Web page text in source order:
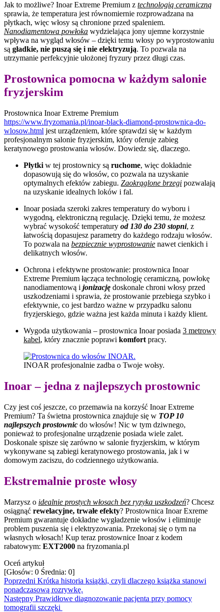
Jak to możliwe? Inoar Extreme Premium z technologią ceramiczną
sprawia, że temperatura jest równomiernie rozprowadzana na
płytkach, więc włosy są chronione przed spaleniem.
Nanodiamentowa powłoka wydzielająca jony ujemne korzystnie
wpływa na wygląd włosów – dzięki temu włosy po wyprostowaniu
są gładkie, nie puszą się i nie elektryzują. To pozwala na
utrzymanie perfekcyjnie ułożonej fryzury przez długi czas.
Prostownica pomocna w każdym salonie
fryzjerskim
Prostownica Inoar Extreme Premium
https://www.fryzomania.pl/inoar-black-diamond-prostownica-do-
wlosow.html jest urządzeniem, które sprawdzi się w każdym
profesjonalnym salonie fryzjerskim, który oferuje zabieg
keratynowego prostowania włosów. Dowiedz się, dlaczego.
Płytki w tej prostownicy są ruchome, więc dokładnie
dopasowują się do włosów, co pozwala na uzyskanie
optymalnych efektów zabiegu. Zaokrąglone brzegi pozwalają
na uzyskanie idealnych loków i fal.
Inoar posiada szeroki zakres temperatury do wyboru i
wygodną, elektroniczną regulację. Dzięki temu, że możesz
wybrać wysokość temperatury od 130 do 230 stopni, z
łatwością dopasujesz parametry do każdego rodzaju włosów.
To pozwala na bezpiecznie wyprostowanie nawet cienkich i
delikatnych włosów.
Ochrona i efektywne prostowanie: prostownica Inoar
Extreme Premium łącząca technologię ceramiczną, powłokę
nanodiamentową i jonizację doskonale chroni włosy przed
uszkodzeniami i sprawia, że prostowanie przebiega szybko i
efektywnie, co jest bardzo ważne w przypadku salonu
fryzjerskiego, gdzie ważna jest każda minuta i każdy klient.
Wygoda użytkowania – prostownica Inoar posiada 3 metrowy
kabel, który znacznie poprawi komfort pracy.
INOAR profesjonalnie zadba o Twoje wołsy.
Inoar – jedna z najlepszych prostownic
Czy jest coś jeszcze, co przemawia na korzyść Inoar Extreme
Premium? Ta świetna prostownica znajduje się w TOP 10
najlepszych prostownic do włosów! Nic w tym dziwnego,
ponieważ to profesjonalne urządzenie posiada wiele zalet.
Doskonale spisze się zarówno w salonie fryzjerskim, w którym
wykonywane są zabiegi keratynowego prostowania, jak i w
domowym zaciszu, do codziennego użytkowania.
Ekstremalnie proste włosy
Marzysz o idealnie prostych włosach bez ryzyka uszkodzeń? Chcesz
osiągnąć rewelacyjne, trwałe efekty? Prostownica Inoar Exreme
Premium gwarantuje dokładne wygładzenie włosów i eliminuje
problem puszenia się i elektryzowania. Przekonaj się o tym na
własnych włosach! Kup teraz prostownice Inoar z kodem
rabatowym: EXT2000 na fryzomania.pl
Oceń artykuł
[Głosów: 0 Średnia: 0]
Poprzedni Krótka historia książki, czyli dlaczego książka stanowi
ponadczasową rozrywkę.
Następny Prawidłowe diagnozowanie pacjenta przy pomocy
tomografii szczęki